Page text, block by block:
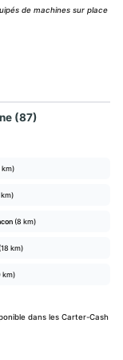
de machines sur place
(87)
km)
km)
(8 km)
(18 km)
km)
dans les Carter-Cash